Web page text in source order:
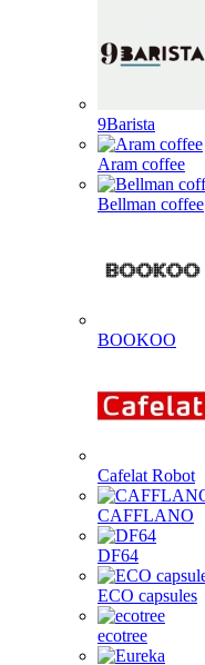
9Barista
Aram coffee
Bellman coffee
BOOKOO
Cafelat Robot
CAFFLANO
DF64
ECO capsules
ecotree